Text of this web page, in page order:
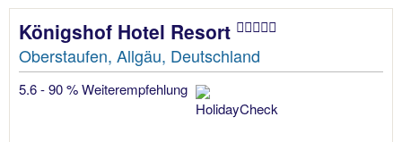
Königshof Hotel Resort
Oberstaufen, Allgäu, Deutschland
5.6 - 90 % Weiterempfehlung